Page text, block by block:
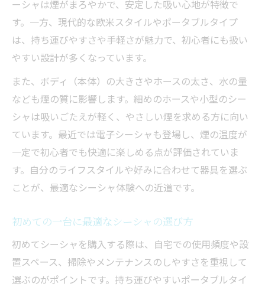
ーシャは煙がまろやかで、安定した吸い心地が特徴で
す。一方、現代的な欧米スタイルやポータブルタイプ
は、持ち運びやすさや手軽さが魅力で、初心者にも扱い
やすい設計が多くなっています。
また、ボディ（本体）の大きさやホースの太さ、水の量
なども煙の質に影響します。細めのホースや小型のシー
シャは吸いごたえが軽く、やさしい煙を求める方に向い
ています。最近では電子シーシャも登場し、煙の温度が
一定で初心者でも快適に楽しめる点が評価されていま
す。自分のライフスタイルや好みに合わせて器具を選ぶ
ことが、最適なシーシャ体験への近道です。
初めての一台に最適なシーシャの選び方
初めてシーシャを購入する際は、自宅での使用頻度や設
置スペース、掃除やメンテナンスのしやすさを重視して
選ぶのがポイントです。持ち運びやすいポータブルタイ